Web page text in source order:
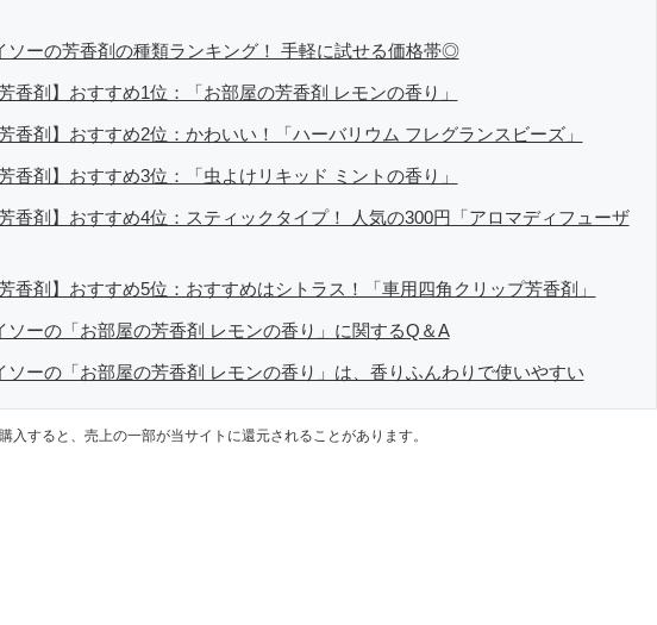
く、「ネットオークションやフリマアプリは生活のインフラになる」という考えを持つ。ま
は、ネットオークションやフリマアプリが家計の救世主になりえると考え、業者とは違う視
ソーの芳香剤の種類ランキング！ 手軽に試せる価格帯◎
香剤】おすすめ1位：「お部屋の芳香剤 レモンの香り」
香剤】おすすめ2位：かわいい！「ハーバリウム フレグランスビーズ」
香剤】おすすめ3位：「虫よけリキッド ミントの香り」
香剤】おすすめ4位：スティックタイプ！ 人気の300円「アロマディフューザ
香剤】おすすめ5位：おすすめはシトラス！「車用四角クリップ芳香剤」
ソーの「お部屋の芳香剤 レモンの香り」に関するQ＆A
ソーの「お部屋の芳香剤 レモンの香り」は、香りふんわりで使いやすい
入すると、売上の一部が当サイトに還元されることがあります。